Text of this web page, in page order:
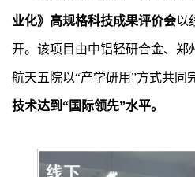
业化》高规格科技成果评价会以
开。该项目由中铝轻研合金、郑
航天五院以“产学研用”方式共同
技术达到“国际领先”水平。